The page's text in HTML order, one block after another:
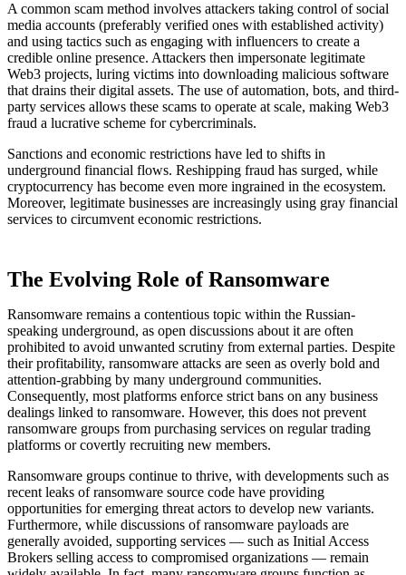
A common scam method involves attackers taking control of social
media accounts (preferably verified ones with established activity)
and using tactics such as engaging with influencers to create a
credible online presence. Attackers then impersonate legitimate
Web3 projects, luring victims into downloading malicious software
that drains their digital assets. The use of automation, bots, and third-
party services allows these scams to operate at scale, making Web3
fraud a lucrative scheme for cybercriminals.
Sanctions and economic restrictions have led to shifts in
underground financial flows. Reshipping fraud has surged, while
cryptocurrency has become even more ingrained in the ecosystem.
Moreover, legitimate businesses are increasingly using gray financial
services to circumvent economic restrictions.
The Evolving Role of Ransomware
Ransomware remains a contentious topic within the Russian-
speaking underground, as open discussions about it are often
prohibited to avoid unwanted scrutiny from external parties. Despite
their profitability, ransomware attacks are seen as overly bold and
attention-grabbing by many underground communities.
Consequently, most platforms enforce strict bans on any business
dealings linked to ransomware. However, this does not prevent
ransomware groups from purchasing services on regular trading
platforms or covertly recruiting new members.
Ransomware groups continue to thrive, with developments such as
recent leaks of ransomware source code have providing
opportunities for emerging threat actors to develop new variants.
Furthermore, while discussions of ransomware payloads are
generally avoided, supporting services — such as Initial Access
Brokers selling access to compromised organizations — remain